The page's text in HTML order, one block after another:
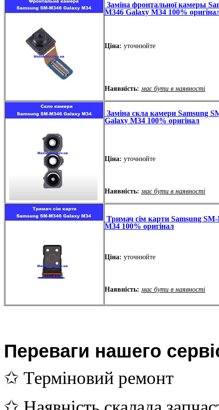
Заміна фронтальної камеры
M346 Galaxy M34 100%
Ціна: уточнюйте
Наявність: має бути в наявності
Заміна скла камери Samsung
Galaxy M34 100% оригінал
Ціна: уточнюйте
Наявність: має бути в наявності
Тримач сім карти Samsung
M34 100% оригінал
Ціна: уточнюйте
Наявність: має бути в наявності
Переваги нашего
✩ Терміновий ремонт